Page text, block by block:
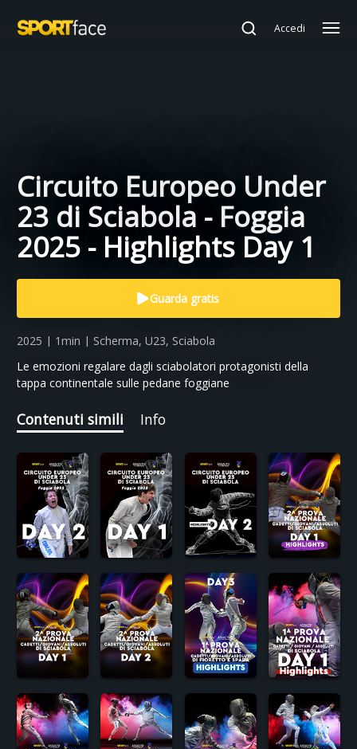
Accedi
Circuito Europeo Under
23 di Sciabola - Foggia
2025 - Highlights Day 1
Guarda gratis
2025 | 1min | Scherma, U23, Sciabola
Le emozioni regalare dagli sciabolatori protagonisti della
tappa continentale sulle pedane foggiane
Contenuti simili Info